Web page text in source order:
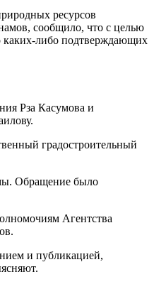
ресурсов
сообщило, что с целью
каких-либо подтверждающих
Рза Касумова и
градостроительный
Обращение было
Агентства
и публикацией,